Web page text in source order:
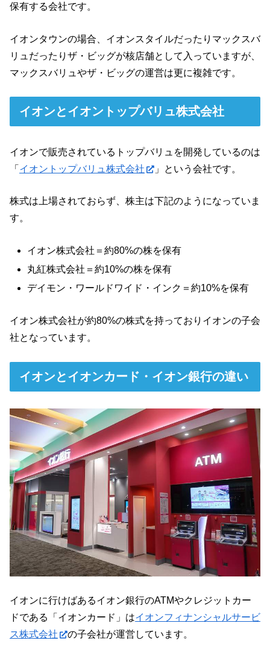
保有する会社です。
イオンタウンの場合、イオンスタイルだったりマックスバ
リュだったりザ・ビッグが核店舗として入っていますが、
マックスバリュやザ・ビッグの運営は更に複雑です。
イオンとイオントップバリュ株式会社
イオンで販売されているトップバリュを開発しているのは
「 イオントップバリュ株式会社 」という会社です。
株式は上場されておらず、株主は下記のようになっていま
す。
イオン株式会社＝約80%の株を保有
丸紅株式会社＝約10%の株を保有
デイモン・ワールドワイド・インク＝約10%を保有
イオン株式会社が約80%の株式を持っておりイオンの子会
社となっています。
イオンとイオンカード・イオン銀行の違い
イオンに行けばあるイオン銀行のATMやクレジットカー
ドである「イオンカード」はイオンフィナンシャルサービ
ス株式会社
の子会社が運営しています。